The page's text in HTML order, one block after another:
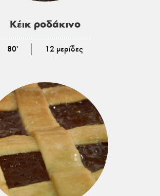
Κέικ ροδάκινο
………………………………………………
80'
12 μερίδες